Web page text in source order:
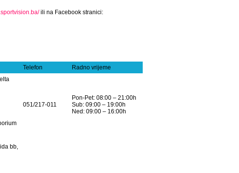
ili na Facebook stranici:
Telefon Radno vrijeme
051/217-011
Pon-Pet: 08:00 – 21:00h
Sub: 09:00 – 19:00h
Ned: 09:00 – 16:00h
bb,